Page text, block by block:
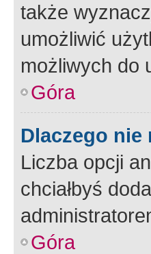
także
umożliwić
możliwych do
Góra
Dlaczego
Liczba opcji
chciałbyś
Góra